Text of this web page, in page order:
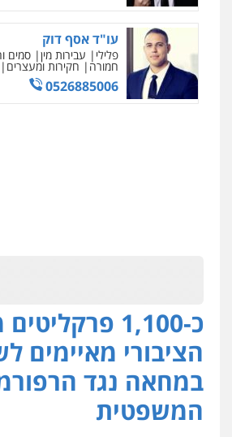
עו"ד אסף דוק
פלילי עבירות מין סמים
חמורה חקירות ומעצרים
0526885006
כ-1,100
הציבורי מאיימים
במחאה נגד
המשפטית